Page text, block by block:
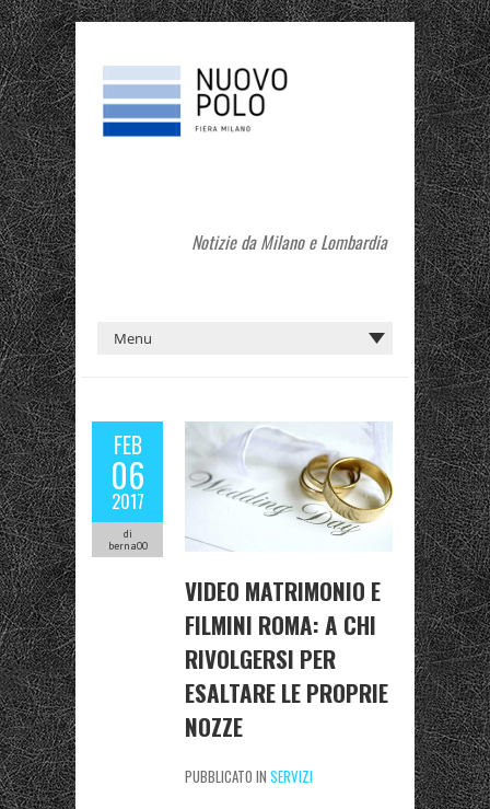
Notizie da Milano e Lombardia
FEB
06
2017
di
berna00
VIDEO MATRIMONIO E
FILMINI ROMA: A CHI
RIVOLGERSI PER
ESALTARE LE PROPRIE
NOZZE
PUBBLICATO IN SERVIZI